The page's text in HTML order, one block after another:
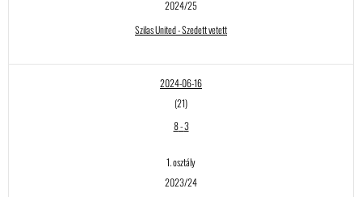
2024/25
Szilas United - Szedett vetett
2024-06-16
(21)
8-3
1. osztály
2023/24